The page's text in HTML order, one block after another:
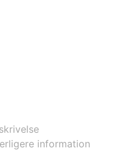
information